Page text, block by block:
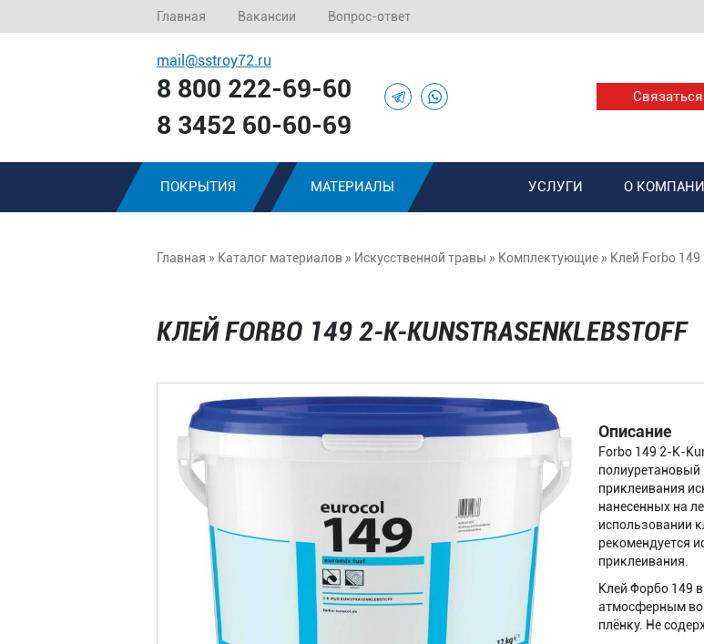
Главная Вакансии Вопрос-ответ
mail@sstroy72.ru
8 800 222-69-60
8 3452 60-60-69
ПОКРЫТИЯ МАТЕРИАЛЫ УСЛУГИ О
Главная » Каталог материалов » Искусственной травы » Комплектующие » Клей Forbo
КЛЕЙ FORBO 149 2-K-KUNSTRASENKLEBSTOFF
Описание
Forbo 149 2-K-
полиуретановый
приклеивания
нанесенных на
использовании
рекомендуется
приклеивания.
Клей Форбо 149
атмосферным
плёнку. Не